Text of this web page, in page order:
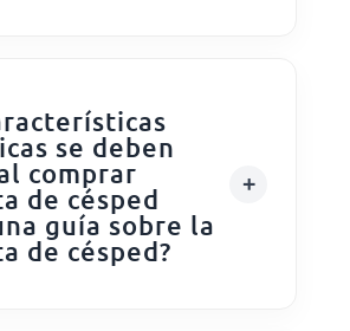
se deben
comprar
de césped
guía sobre la
de césped?